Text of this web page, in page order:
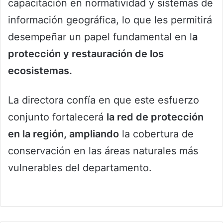
capacitación en normatividad y sistemas de
información geográfica, lo que les permitirá
desempeñar un papel fundamental en la
protección y restauración de los
ecosistemas.
La directora confía en que este esfuerzo
conjunto fortalecerá la red de protección
en la región, ampliando la cobertura de
conservación en las áreas naturales más
vulnerables del departamento.